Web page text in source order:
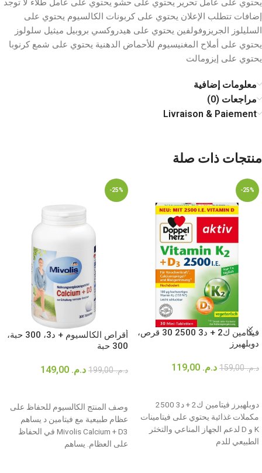
يحتوي على عامل تحرير يحتوي على حشو يحتوي على عامل طلاء لا توجد
إضافات تتطلب الإعلان يحتوي على كربونات الكالسيوم يحتوي على
السليلوز الجريزوفولفين يحتوي على هيدروكسي بروبيل ميثيل سلولوز
يحتوي على أملاح المغنيسيوم للأحماض الدهنية يحتوي على شمع كرنوبا
يحتوي على إيزومالت
معلومات إضافية
مراجعات (0)
Livraison & Paiement
منتجات ذات صلة
-25%
فيتامين ك2 + د3 2500 30 قرص،
دوبلهيرز
د.م.159,00 د.م.
دوبلهيرز فيتامين ك2 + د3 2500
مكملات غذائية يحتوي على فيتامينات
K و D لدعم الجهاز المناعي والتخثر
الطبيعي للدم
-25%
أقراص الكالسيوم + د3، 300 حبة،
300 حبة
د.م.199,00 د.م.
وصف المنتج الكالسيوم للحفاظ على
عظام طبيعية مع فيتامين د يساهم
Mivolis Calcium + D3 في الحفاظ
على العظام. يساهم